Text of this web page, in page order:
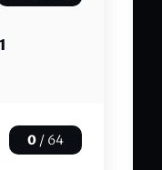
0 / 64